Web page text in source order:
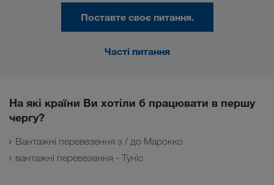
Поставте своє питання.
Часті питання
На які країни Ви хотіли б працювати в першу
чергу?
Вантажні перевезення з / до Марокко
вантажні перевезення - Туніс